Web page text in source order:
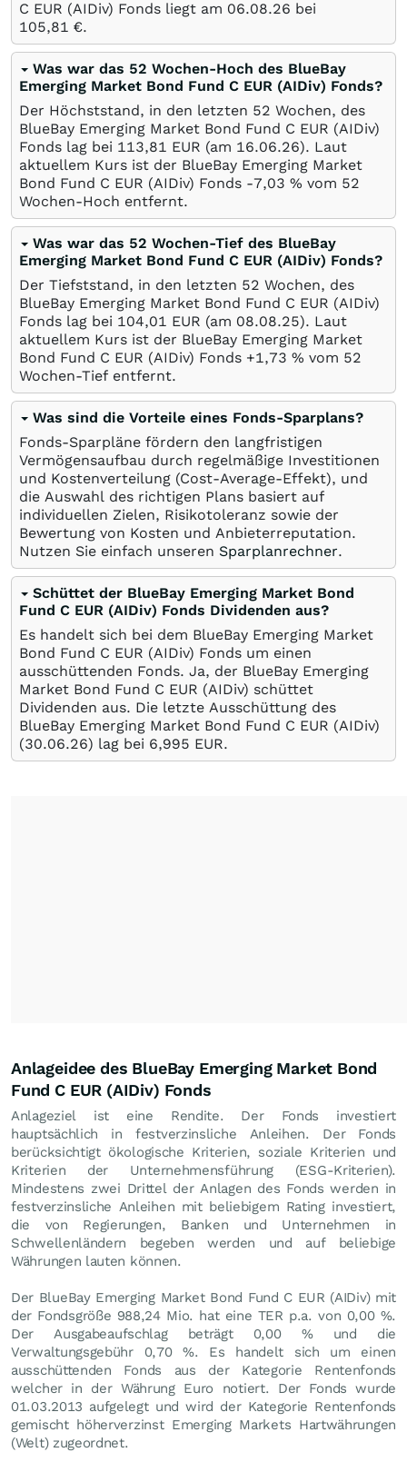
C EUR (AIDiv) Fonds liegt am 06.08.26 bei
105,81 €.
Was war das 52 Wochen-Hoch des BlueBay
Emerging Market Bond Fund C EUR (AIDiv) Fonds?
Der Höchststand, in den letzten 52 Wochen, des
BlueBay Emerging Market Bond Fund C EUR (AIDiv)
Fonds lag bei 113,81 EUR (am 16.06.26). Laut
aktuellem Kurs ist der BlueBay Emerging Market
Bond Fund C EUR (AIDiv) Fonds -7,03 % vom 52
Wochen-Hoch entfernt.
Was war das 52 Wochen-Tief des BlueBay
Emerging Market Bond Fund C EUR (AIDiv) Fonds?
Der Tiefststand, in den letzten 52 Wochen, des
BlueBay Emerging Market Bond Fund C EUR (AIDiv)
Fonds lag bei 104,01 EUR (am 08.08.25). Laut
aktuellem Kurs ist der BlueBay Emerging Market
Bond Fund C EUR (AIDiv) Fonds +1,73 % vom 52
Wochen-Tief entfernt.
Was sind die Vorteile eines Fonds-Sparplans?
Fonds-Sparpläne fördern den langfristigen
Vermögensaufbau durch regelmäßige Investitionen
und Kostenverteilung (Cost-Average-Effekt), und
die Auswahl des richtigen Plans basiert auf
individuellen Zielen, Risikotoleranz sowie der
Bewertung von Kosten und Anbieterreputation.
Nutzen Sie einfach unseren Sparplanrechner.
Schüttet der BlueBay Emerging Market Bond
Fund C EUR (AIDiv) Fonds Dividenden aus?
Es handelt sich bei dem BlueBay Emerging Market
Bond Fund C EUR (AIDiv) Fonds um einen
ausschüttenden Fonds. Ja, der BlueBay Emerging
Market Bond Fund C EUR (AIDiv) schüttet
Dividenden aus. Die letzte Ausschüttung des
BlueBay Emerging Market Bond Fund C EUR (AIDiv)
(30.06.26) lag bei 6,995 EUR.
Anlageidee des BlueBay Emerging Market Bond
Fund C EUR (AIDiv) Fonds
Anlageziel ist eine Rendite. Der Fonds investiert
hauptsächlich in festverzinsliche Anleihen. Der Fonds
berücksichtigt ökologische Kriterien, soziale Kriterien und
Kriterien der Unternehmensführung (ESG-Kriterien).
Mindestens zwei Drittel der Anlagen des Fonds werden in
festverzinsliche Anleihen mit beliebigem Rating investiert,
die von Regierungen, Banken und Unternehmen in
Schwellenländern begeben werden und auf beliebige
Währungen lauten können.
Der BlueBay Emerging Market Bond Fund C EUR (AIDiv) mit
der Fondsgröße 988,24 Mio. hat eine TER p.a. von 0,00 %.
Der Ausgabeaufschlag beträgt 0,00 % und die
Verwaltungsgebühr 0,70 %. Es handelt sich um einen
ausschüttenden Fonds aus der Kategorie Rentenfonds
welcher in der Währung Euro notiert. Der Fonds wurde
01.03.2013 aufgelegt und wird der Kategorie Rentenfonds
gemischt höherverzinst Emerging Markets Hartwährungen
(Welt) zugeordnet.